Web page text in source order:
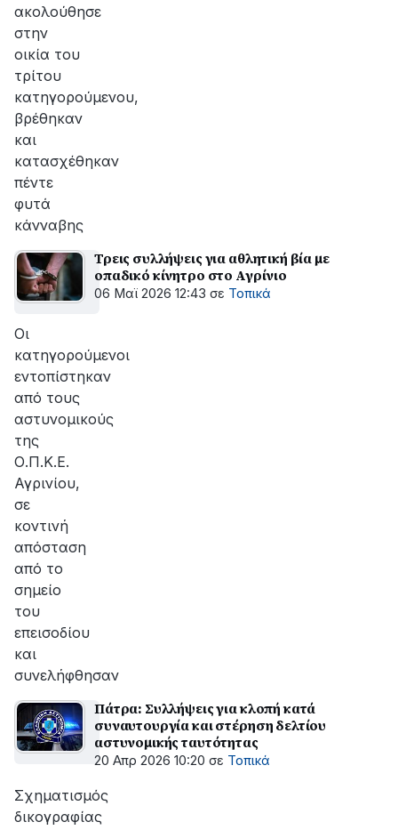
ακολούθησε
στην
οικία του
τρίτου
κατηγορούμενου,
βρέθηκαν
και
κατασχέθηκαν
πέντε
φυτά
κάνναβης
Τρεις συλλήψεις για αθλητική βία με
οπαδικό κίνητρο στο Αγρίνιο
06 Μαϊ 2026 12:43 σε Τοπικά
Οι
κατηγορούμενοι
εντοπίστηκαν
από τους
αστυνομικούς
της
Ο.Π.Κ.Ε.
Αγρινίου,
σε
κοντινή
απόσταση
από το
σημείο
του
επεισοδίου
και
συνελήφθησαν
Πάτρα: Συλλήψεις για κλοπή κατά
συναυτουργία και στέρηση δελτίου
αστυνομικής ταυτότητας
20 Απρ 2026 10:20 σε Τοπικά
Σχηματισμός
δικογραφίας